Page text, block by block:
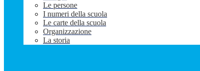
Le persone
I numeri della scuola
Le carte della scuola
Organizzazione
La storia